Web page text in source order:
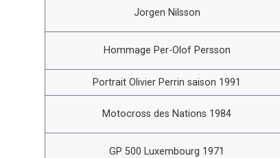
Jorgen Nilsson
Hommage Per-Olof Persson
Portrait Olivier Perrin saison 1991
Motocross des Nations 1984
GP 500 Luxembourg 1971